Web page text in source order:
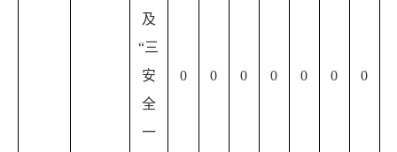
及
“三
安
全
一
0 0 0 0 0 0 0